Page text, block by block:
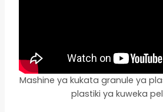
Mashine ya kukata granule ya
plastiki ya kuweka